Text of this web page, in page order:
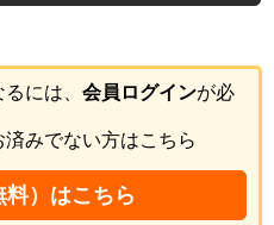
には、 会員ログインが必
済みでない方はこちら
）はこちら